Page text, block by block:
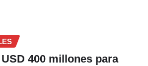
400 millones para